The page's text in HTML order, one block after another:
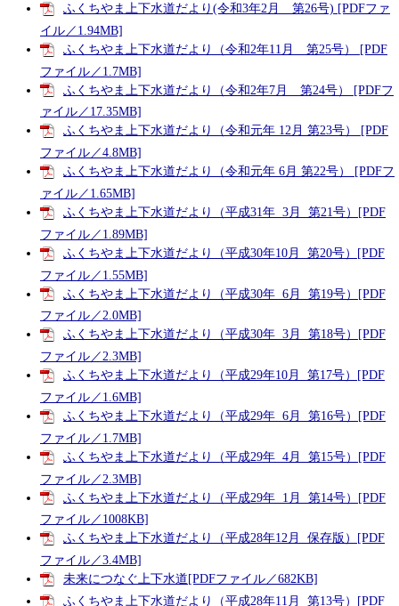
ふくちやま上下水道だより(令和3年2月 第26号) [PDFファ
イル／1.94MB]
ふくちやま上下水道だより（令和2年11月 第25号） [PDF
ファイル／1.7MB]
ふくちやま上下水道だより（令和2年7月 第24号） [PDFフ
ァイル／17.35MB]
ふくちやま上下水道だより（令和元年 12月 第23号） [PDF
ファイル／4.8MB]
ふくちやま上下水道だより（令和元年 6月 第22号） [PDFフ
ァイル／1.65MB]
ふくちやま上下水道だより（平成31年 3月 第21号）[PDF
ファイル／1.89MB]
ふくちやま上下水道だより（平成30年10月 第20号）[PDF
ファイル／1.55MB]
ふくちやま上下水道だより（平成30年 6月 第19号）[PDF
ファイル／2.0MB]
ふくちやま上下水道だより（平成30年 3月 第18号）[PDF
ファイル／2.3MB]
ふくちやま上下水道だより（平成29年10月 第17号）[PDF
ファイル／1.6MB]
ふくちやま上下水道だより（平成29年 6月 第16号）[PDF
ファイル／1.7MB]
ふくちやま上下水道だより（平成29年 4月 第15号）[PDF
ファイル／2.3MB]
ふくちやま上下水道だより（平成29年 1月 第14号）[PDF
ファイル／1008KB]
ふくちやま上下水道だより（平成28年12月 保存版）[PDF
ファイル／3.4MB]
未来につなぐ上下水道[PDFファイル／682KB]
ふくちやま上下水道だより（平成28年11月 第13号）[PDF